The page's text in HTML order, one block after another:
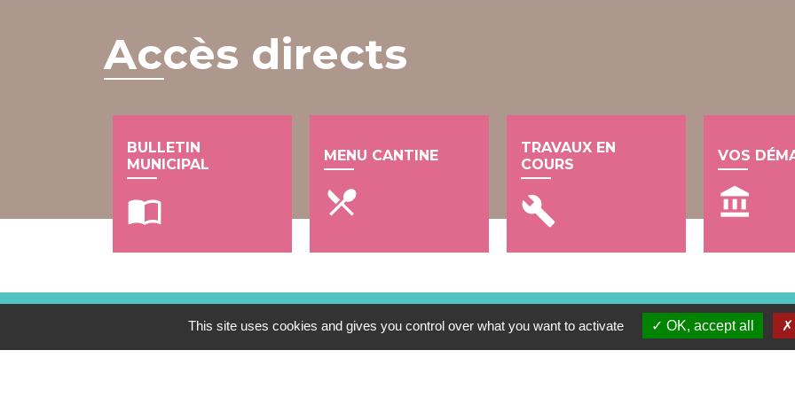
Accès directs
BULLETIN
MUNICIPAL
import_contacts
MENU CANTINE
local_dining
TRAVAUX EN
COURS
build
VOS
account_balance
Contacts
This site uses cookies and gives you control over what you want to activate OK, accept all